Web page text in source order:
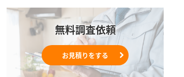
無料調査依頼
お見積りをする